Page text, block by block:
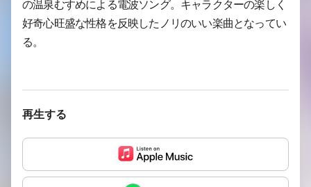
の温泉むすめによる電波ソング。キャラクターの楽しく
好奇心旺盛な性格を反映したノリのいい楽曲となってい
る。
再生する